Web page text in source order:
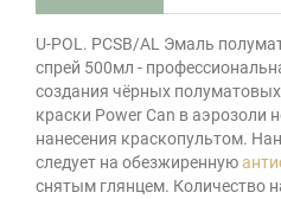
U-POL. PCSB/AL Эмаль
спрей 500мл -
создания чёрных
краски Power Can в аэрозоли
нанесения краскопультом.
следует на обезжиренную
снятым глянцем. Количество